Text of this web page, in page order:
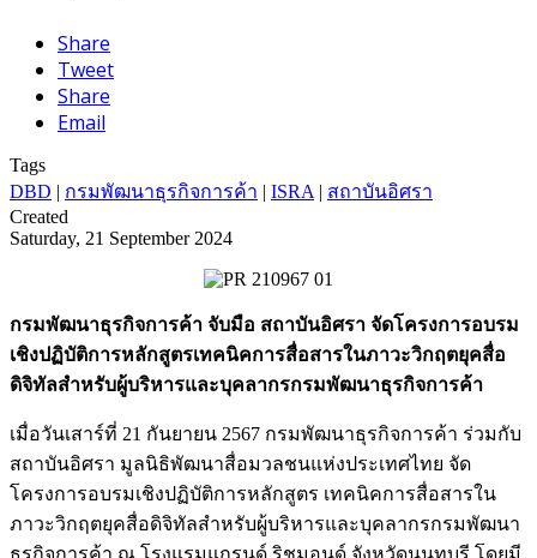
Share
Tweet
Share
Email
Tags
DBD | กรมพัฒนาธุรกิจการค้า | ISRA | สถาบันอิศรา
Created
Saturday, 21 September 2024
กรมพัฒนาธุรกิจการค้า จับมือ สถาบันอิศรา จัดโครงการอบรม
เชิงปฏิบัติการหลักสูตรเทคนิคการสื่อสารในภาวะวิกฤตยุคสื่อ
ดิจิทัลสำหรับผู้บริหารและบุคลากรกรมพัฒนาธุรกิจการค้า
เมื่อวันเสาร์ที่ 21 กันยายน 2567 กรมพัฒนาธุรกิจการค้า ร่วมกับ
สถาบันอิศรา มูลนิธิพัฒนาสื่อมวลชนแห่งประเทศไทย จัด
โครงการอบรมเชิงปฏิบัติการหลักสูตร เทคนิคการสื่อสารใน
ภาวะวิกฤตยุคสื่อดิจิทัลสำหรับผู้บริหารและบุคลากรกรมพัฒนา
ธุรกิจการค้า ณ โรงแรมแกรนด์ ริชมอนด์ จังหวัดนนทบุรี โดยมี